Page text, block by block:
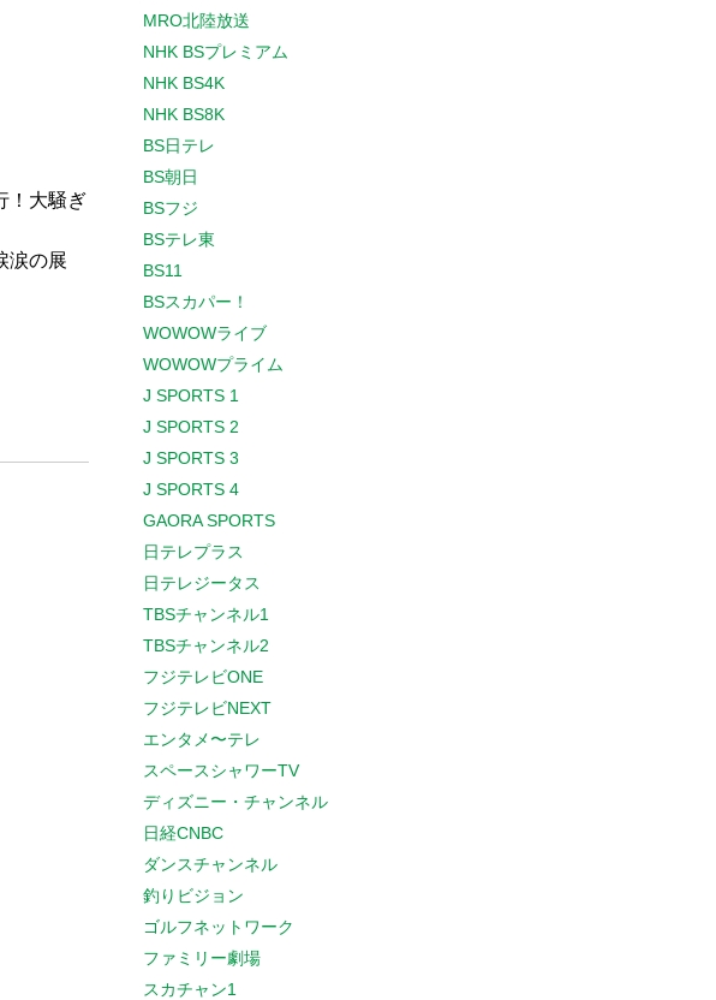
！大騒ぎ
涙の展
MRO北陸放送
NHK BSプレミアム
NHK BS4K
NHK BS8K
BS日テレ
BS朝日
BSフジ
BSテレ東
BS11
BSスカパー！
WOWOWライブ
WOWOWプライム
J SPORTS 1
J SPORTS 2
J SPORTS 3
J SPORTS 4
GAORA SPORTS
日テレプラス
日テレジータス
TBSチャンネル1
TBSチャンネル2
フジテレビONE
フジテレビNEXT
エンタメ〜テレ
スペースシャワーTV
ディズニー・チャンネル
日経CNBC
ダンスチャンネル
釣りビジョン
ゴルフネットワーク
ファミリー劇場
スカチャン1